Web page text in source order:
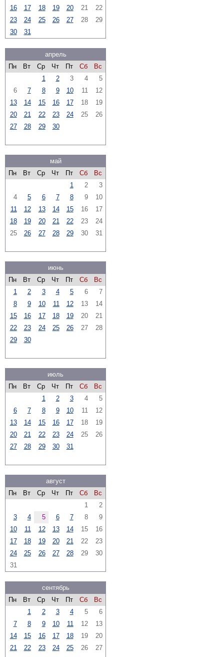
16
17 18 19 20 21
22
23
24 25 26 27 28
29
30
31
апрель
Пн
Вт Ср Чт Пт Сб
Вс
1
2 3 4
5
6
7 8 9 10 11
12
13
14 15 16 17 18
19
20
21 22 23 24 25
26
27
28 29 30
май
Пн
Вт Ср Чт Пт Сб
Вс
1
2
3
4
5 6 7 8 9
10
11
12 13 14 15 16
17
18
19 20 21 22 23
24
25
26 27 28 29 30 31
июнь
Пн
Вт Ср Чт Пт Сб
Вс
1
2 3 4 5 6
7
8
9 10 11 12 13
14
15
16 17 18 19 20
21
22
23 24 25 26 27
28
29
30
июль
Пн
Вт Ср Чт Пт Сб
Вс
1
2 3 4
5
6
7 8 9 10 11
12
13
14 15 16 17 18
19
20
21 22 23 24 25
26
27
28 29 30 31
август
Пн
Вт Ср Чт Пт Сб
Вс
1
2
3
4 5 6 7 8
9
10
11 12 13 14 15
16
17
18 19 20 21 22
23
24
25 26 27 28 29
30
31
сентябрь
Пн
Вт Ср Чт Пт Сб
Вс
1
2 3 4 5
6
7
8 9 10 11 12
13
14
15 16 17 18 19
20
21
22 23 24 25 26
27